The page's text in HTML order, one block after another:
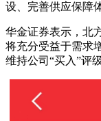
设、完善供应保障
华金证券表示，北
将充分受益于需求
维持公司“买入”评级